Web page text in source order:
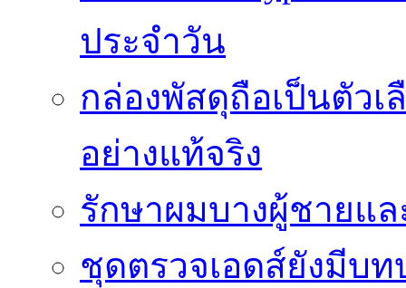
ประจำวัน
กล่องพัสดุถือเป็นตัว
อย่างแท้จริง
รักษาผมบางผู้ชายแ
ชุดตรวจเอดส์ยังมีบ